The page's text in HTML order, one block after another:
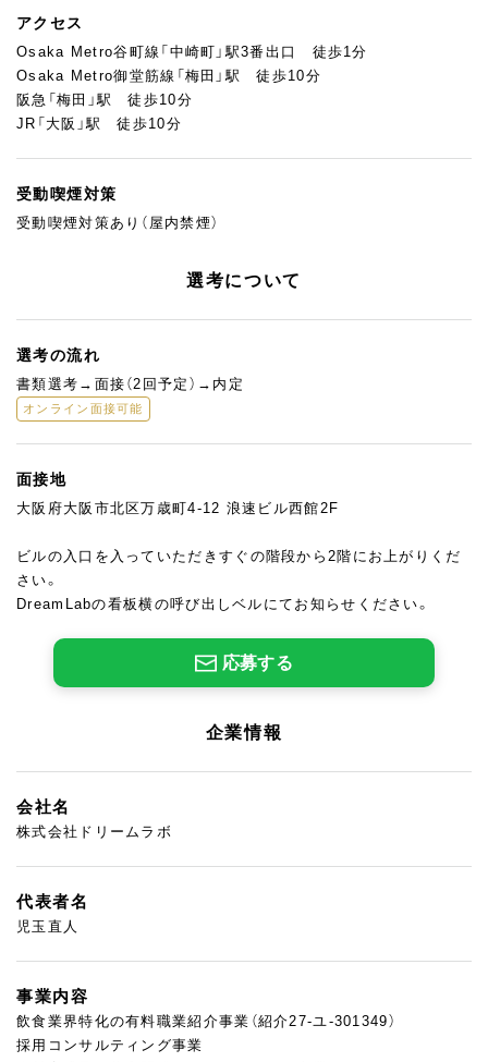
アクセス
Osaka Metro谷町線「中崎町」駅3番出口 徒歩1分
Osaka Metro御堂筋線「梅田」駅 徒歩10分
阪急「梅田」駅 徒歩10分
JR「大阪」駅 徒歩10分
受動喫煙対策
受動喫煙対策あり（屋内禁煙）
選考について
選考の流れ
書類選考→面接（2回予定）→内定
オンライン面接可能
面接地
大阪府大阪市北区万歳町4-12 浪速ビル⻄館2F
ビルの入口を入っていただきすぐの階段から2階にお上がりくだ
さい。
DreamLabの看板横の呼び出しベルにてお知らせください。
応募する
企業情報
会社名
株式会社ドリームラボ
代表者名
児玉直人
事業内容
飲食業界特化の有料職業紹介事業（紹介27-ユ-301349）
採用コンサルティング事業